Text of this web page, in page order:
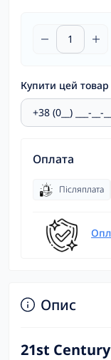
Купити цей товар
Оплата
Післяплата
Опис
21st